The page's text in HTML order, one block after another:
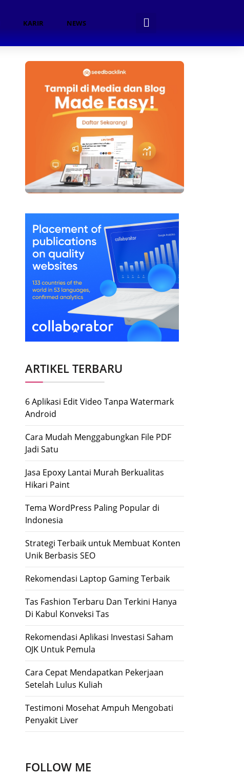
KARIR NEWS
ARTIKEL TERBARU
6 Aplikasi Edit Video Tanpa Watermark
Android
Cara Mudah Menggabungkan File PDF
Jadi Satu
Jasa Epoxy Lantai Murah Berkualitas
Hikari Paint
Tema WordPress Paling Popular di
Indonesia
Strategi Terbaik untuk Membuat Konten
Unik Berbasis SEO
Rekomendasi Laptop Gaming Terbaik
Tas Fashion Terbaru Dan Terkini Hanya
Di Kabul Konveksi Tas
Rekomendasi Aplikasi Investasi Saham
OJK Untuk Pemula
Cara Cepat Mendapatkan Pekerjaan
Setelah Lulus Kuliah
Testimoni Mosehat Ampuh Mengobati
Penyakit Liver
FOLLOW ME